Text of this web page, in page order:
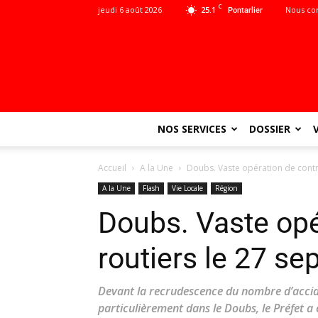
25.1 C Pontarlier
jeudi 6 août 2026 Nous
NOS SERVICES DOSSIER
Accueil A la Une Doubs. Vaste opération de
A la Une Flash Vie Locale Région
Doubs. Vaste
routiers le 27
Devant la recrudescence du nombre
particulièrement dans le Doubs, le Préfet